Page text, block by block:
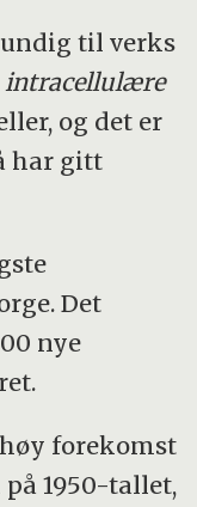
til verks
intracellulære
og det er
har gitt
Det
nye
forekomst
1950-tallet,